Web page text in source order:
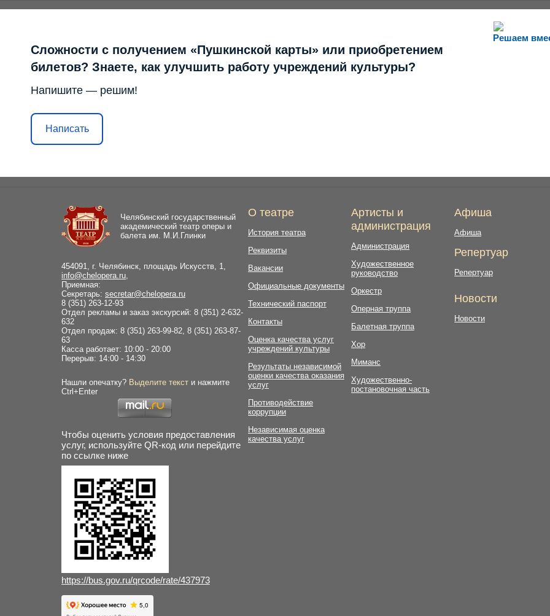
Решаем
Сложности с получением «Пушкинской карты» или приобретением
билетов? Знаете, как улучшить работу учреждений культуры?
Напишите — решим!
Написать
Челябинский государственный
академический театр оперы и
балета им. М.И.Глинки
454091, г. Челябинск, площадь Искусств, 1,
info@chelopera.ru
Приемная:
Секретарь: secretar@chelopera.ru
8 (351) 263-12-93
Отдел рекламы и заказ экскурсий: 8 (351) 2-632-
632
Отдел продаж: 8 (351) 263-99-82, 8 (351) 263-87-
63
Касса работает: 10:00 - 20:00
Перерыв: 14:00 - 14:30
Нашли опечатку? Выделите текст и нажмите
Ctrl+Enter
Чтобы оценить условия предоставления
услуг, используйте QR-код или перейдите
по ссылке ниже
https://bus.gov.ru/qrcode/rate/437973
О театре
История театра
Реквизиты
Вакансии
Официальные документы
Технический паспорт
Контакты
Оценка качества услуг
учреждений культуры
Результаты независимой
оценки качества оказания
услуг
Противодействие
коррупции
Независимая оценка
качества услуг
Артисты и
администрация
Администрация
Художественное
руководство
Оркестр
Оперная труппа
Балетная труппа
Хор
Миманс
Художественно-
постановочная часть
Афиша
Афиша
Репертуар
Репертуар
Новости
Новости